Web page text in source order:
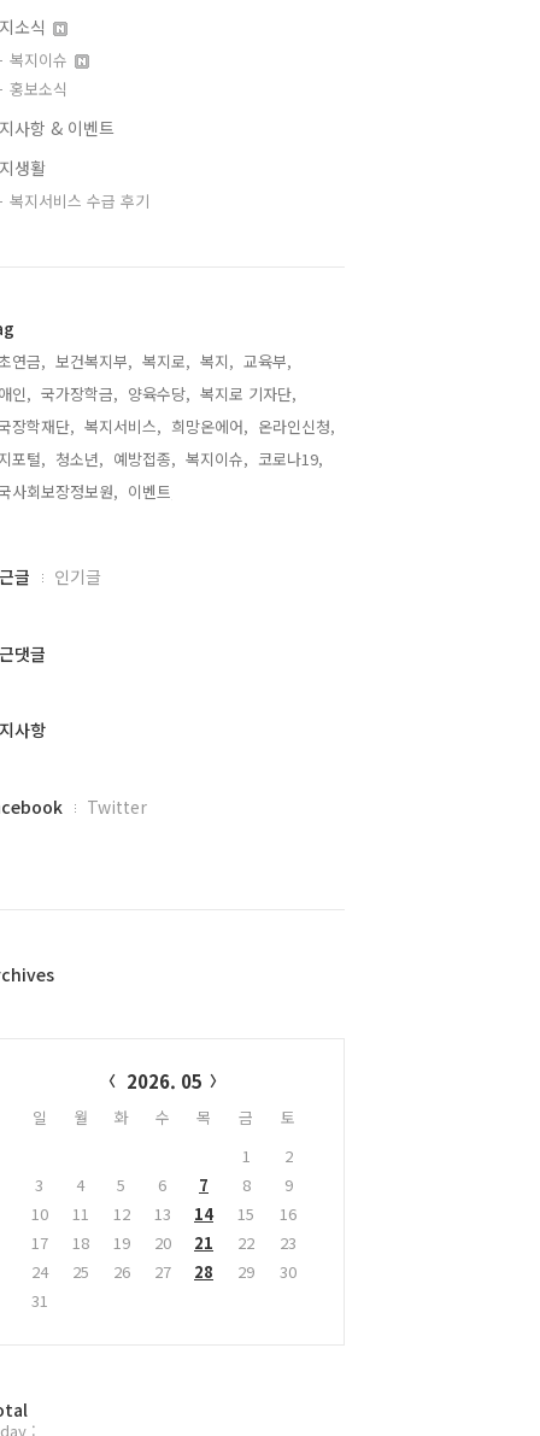
소식
복지이슈
홍보소식
사항 & 이벤트
생활
복지서비스 수급 후기
연금, 보건복지부, 복지로, 복지, 교육부,
인, 국가장학금, 양육수당, 복지로 기자단,
장학재단, 복지서비스, 희망온에어, 온라인신청,
포털, 청소년, 예방접종, 복지이슈, 코로나19,
사회보장정보원, 이벤트,
글 인기글
댓글
사항
Twitter
2026. 05
일 월 화 수 목 금
토
1
2
3
4 5 6 7 8
9
10
11 12 13 14 15
16
17
18 19 20 21 22
23
24
25 26 27 28 29
30
31
: